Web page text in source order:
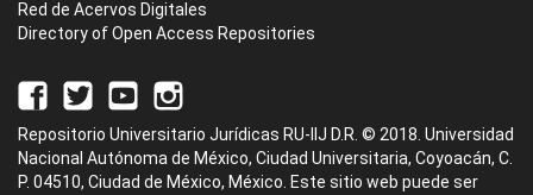
Red de Acervos Digitales
Directory of Open Access Repositories
Repositorio Universitario Jurídicas RU-IIJ D.R. © 2018. Universidad
Nacional Autónoma de México, Ciudad Universitaria, Coyoacán, C.
P. 04510, Ciudad de México, México. Este sitio web puede ser